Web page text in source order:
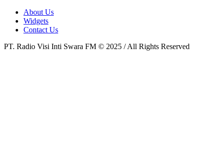
About Us
Widgets
Contact Us
PT. Radio Visi Inti Swara FM © 2025 / All Rights Reserved